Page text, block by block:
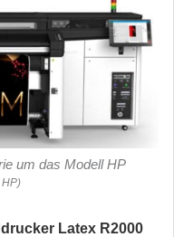
um das Modell HP
Latex R2000